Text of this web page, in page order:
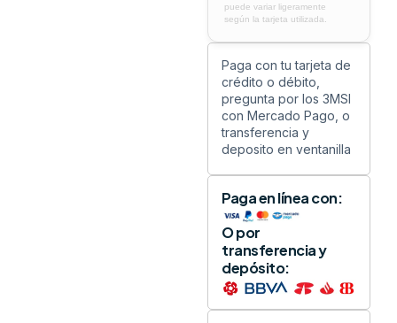
puede variar ligeramente
según la tarjeta utilizada.
Paga con tu tarjeta de
crédito o débito,
pregunta por los 3MSI
con Mercado Pago, o
transferencia y
deposito en ventanilla
Paga en línea con:
O por
transferencia y
depósito: